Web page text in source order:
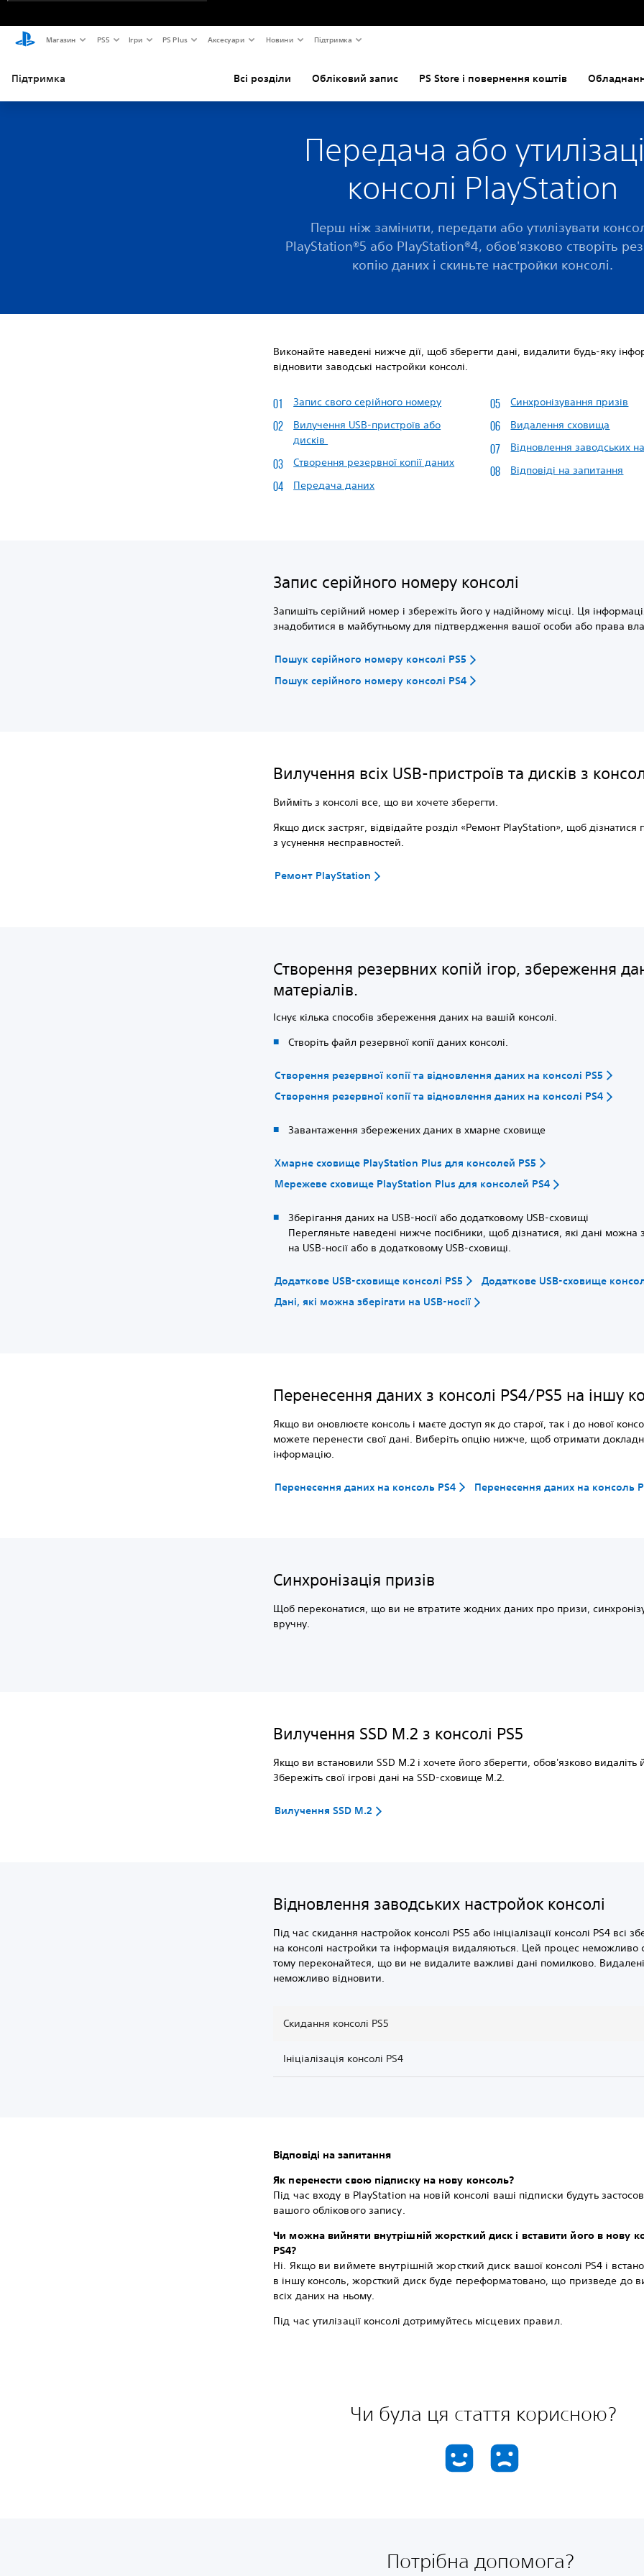
Магазин PS5 Ігри PS Plus Аксесуари Новини Підтримка
Підтримка Всі розділи Обліковий запис PS Store і повернення коштів
Передача або
консолі PlayStation
Перш ніж замінити, передати або утилізувати
PlayStation®5 або PlayStation®4, обов'язково створіть
копію даних і скиньте настройки консолі.
Виконайте наведені нижче дії, щоб зберегти дані, видалити будь-яку
відновити заводські настройки консолі.
Запис свого серійного номеру
Вилучення USB-пристроїв або
дисків
Створення резервної копії даних
Передача даних
Синхронізування призів
Видалення сховища
Відновлення заводських
Відповіді на запитання
Запис серійного номеру консолі
Запишіть серійний номер і збережіть його у надійному місці. Ця
знадобитися в майбутньому для підтвердження вашої особи або права
Пошук серійного номеру консолі PS5
Пошук серійного номеру консолі PS4
Вилучення всіх USB-пристроїв та дисків з
Вийміть з консолі все, що ви хочете зберегти.
Якщо диск застряг, відвідайте розділ «Ремонт PlayStation», щоб дізнатися
з усунення несправностей.
Ремонт PlayStation
Створення резервних копій ігор, збереження
матеріалів.
Існує кілька способів збереження даних на вашій консолі.
Створіть файл резервної копії даних консолі.
Створення резервної копії та відновлення даних на консолі PS5
Створення резервної копії та відновлення даних на консолі PS4
Завантаження збережених даних в хмарне сховище
Хмарне сховище PlayStation Plus для консолей PS5
Мережеве сховище PlayStation Plus для консолей PS4
Зберігання даних на USB-носії або додатковому USB-сховищі
Перегляньте наведені нижче посібники, щоб дізнатися, які дані можна
на USB-носії або в додатковому USB-сховищі.
Додаткове USB-сховище консолі PS5
Додаткове USB-сховище
Дані, які можна зберігати на USB-носії
Перенесення даних з консолі PS4/PS5 на іншу
Якщо ви оновлюєте консоль і маєте доступ як до старої, так і до нової
можете перенести свої дані. Виберіть опцію нижче, щоб отримати
інформацію.
Перенесення даних на консоль PS4 Перенесення даних на консоль
Синхронізація призів
Щоб переконатися, що ви не втратите жодних даних про призи,
вручну.
Вилучення SSD M.2 з консолі PS5
Якщо ви встановили SSD M.2 і хочете його зберегти, обов'язково видаліть
Збережіть свої ігрові дані на SSD-сховище M.2.
Вилучення SSD M.2
Відновлення заводських настройок консолі
Під час скидання настройок консолі PS5 або ініціалізації консолі PS4 всі
на консолі настройки та інформація видаляються. Цей процес неможливо
тому переконайтеся, що ви не видалите важливі дані помилково.
неможливо відновити.
Скидання консолі PS5
Ініціалізація консолі PS4
Відповіді на запитання
Як перенести свою підписку на нову консоль?
Під час входу в PlayStation на новій консолі ваші підписки будуть
вашого облікового запису.
Чи можна вийняти внутрішній жорсткий диск і вставити його в нову
PS4?
Ні. Якщо ви виймете внутрішній жорсткий диск вашої консолі PS4 і
в іншу консоль, жорсткий диск буде переформатовано, що призведе до
всіх даних на ньому.
Під час утилізації консолі дотримуйтесь місцевих правил.
Чи була ця стаття корисною?
Потрібна допомога?